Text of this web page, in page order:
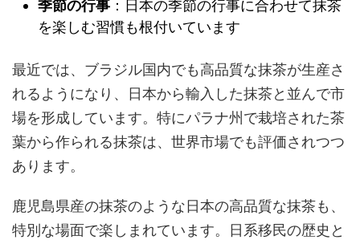
季節の行事 ：日本の季節の行事に合わせて抹茶
を楽しむ習慣も根付いています
最近では、ブラジル国内でも高品質な抹茶が生産さ
れるようになり、日本から輸入した抹茶と並んで市
場を形成しています。特にパラナ州で栽培された茶
葉から作られる抹茶は、世界市場でも評価されつつ
あります。
鹿児島県産の抹茶のような日本の高品質な抹茶も、
特別な場面で楽しまれています。日系移民の歴史と